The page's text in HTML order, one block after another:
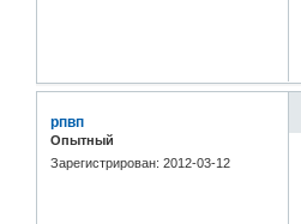
рпвп
Опытный
Зарегистрирован: 2012-03-12